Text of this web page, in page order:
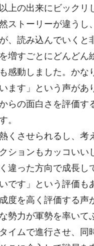
以上の出来にビックリ
ストーリーが違うし
、読み込んでいくと
増すごとにどんどん
感動しました。かな
ます」という声があ
らの面白さを評価す
。
熱くさせられるし、考
ションもカッコいい
違った方向で成長し
です」という評価も
度を高く評価する声
勢力が軍勢を率いて
イムで進行させ、同